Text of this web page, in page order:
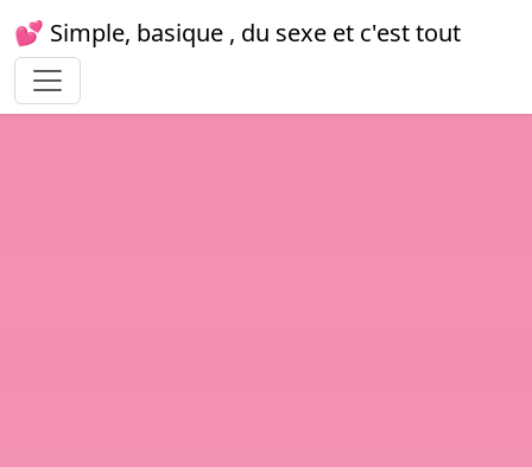
💕 Simple, basique , du sexe et c'est tout